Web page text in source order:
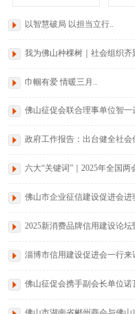
以智慧破局 以担当立行..
我为佛山种棵树｜社会组织齐
巾帼有爱 情暖三月..
佛山征促会联合理事单位智一
政府工作报告：出台健全社会
六大“关键词”｜2025年全国两
佛山市企业征信建设促进会进
2025新消费品牌信用建设论坛
淄博市信用建设促进会一行来
佛山征促会携手副会长单位诺